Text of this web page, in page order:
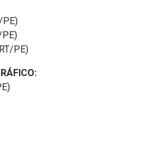
PE)
PE)
PE)